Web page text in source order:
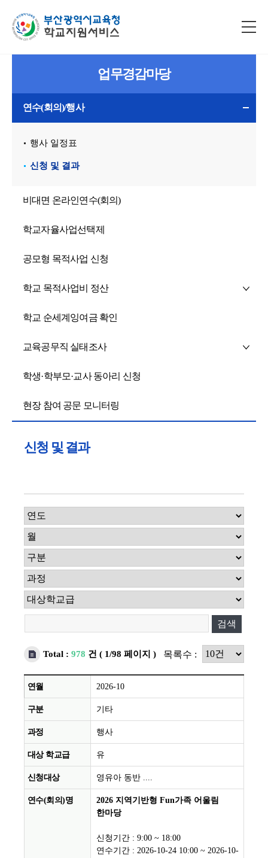
업무경감마당
연수(회의)/행사
행사 일정표
신청 및 결과
비대면 온라인연수(회의)
학교자율사업선택제
공모형 목적사업 신청
학교 목적사업비 정산
학교 순세계잉여금 확인
교육공무직 실태조사
학생·학부모·교사 동아리 신청
현장 참여 공문 모니터링
신청 및 결과
검색
Total : 978 건 ( 1/98 페이지 ) 목록수 :
2026-10
기타
행사
유
영유아 동반 ....
2026 지역기반형 Fun가족 어울림
한마당
신청기간 : 9:00 ~ 18:00
연수기간 : 2026-10-24 10:00 ~ 2026-10-